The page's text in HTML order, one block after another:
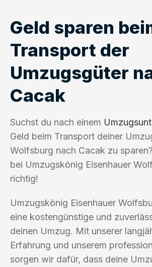
Geld sparen
Transport der
Umzugsgüter
Cacak
Suchst du nach einem
Geld beim Transport deiner
Wolfsburg nach Cacak zu
bei Umzugskönig Eisenhauer
richtig!
Umzugskönig Eisenhauer
eine kostengünstige und
deinen Umzug. Mit unserer
Erfahrung und unserem
sorgen wir dafür, dass deine